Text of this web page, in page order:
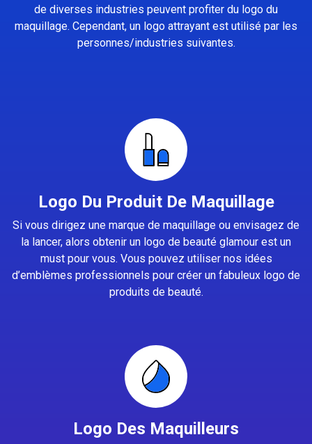
de diverses industries peuvent profiter du logo du
maquillage. Cependant, un logo attrayant est utilisé par les
personnes/industries suivantes.
Logo Du Produit De Maquillage
Si vous dirigez une marque de maquillage ou envisagez de
la lancer, alors obtenir un logo de beauté glamour est un
must pour vous. Vous pouvez utiliser nos idées
d’emblèmes professionnels pour créer un fabuleux logo de
produits de beauté.
Logo Des Maquilleurs